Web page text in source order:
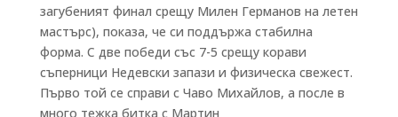
загубеният финал срещу Милен Германов на летен
мастърс), показа, че си поддържа стабилна
форма. С две победи със 7-5 срещу корави
съперници Недевски запази и физическа свежест.
Първо той се справи с Чаво Михайлов, а после в
много тежка битка с Мартин